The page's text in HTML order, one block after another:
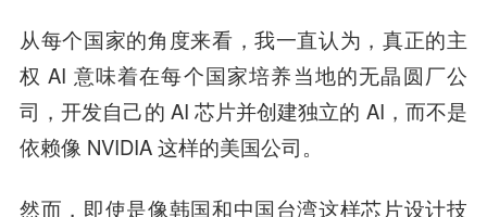
从每个国家的角度来看，我一直认为，真正的主
权 AI 意味着在每个国家培养当地的无晶圆厂公
司，开发自己的 AI 芯片并创建独立的 AI，而不是
依赖像 NVIDIA 这样的美国公司。
然而，即使是像韩国和中国台湾这样芯片设计技